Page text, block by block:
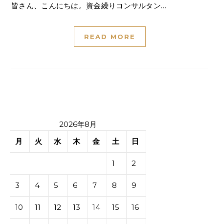
皆さん、こんにちは。資金繰りコンサルタン…
READ MORE
2026年8月
月
火 水 木 金 土 日
1 2
3 4 5 6 7 8 9
10 11 12 13 14 15 16